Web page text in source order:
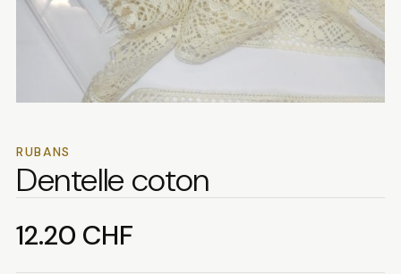
RUBANS
Dentelle coton
12.20 CHF